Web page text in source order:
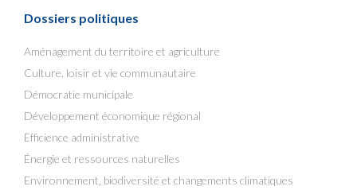
Dossiers politiques
Aménagement du territoire et agriculture
Culture, loisir et vie communautaire
Démocratie municipale
Développement économique régional
Efficience administrative
Énergie et ressources naturelles
Environnement, biodiversité et changements climatiques